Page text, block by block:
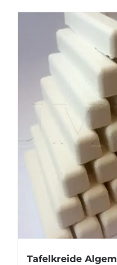
Tafelkreide Algem